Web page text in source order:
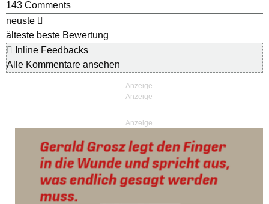
143 Comments
neuste
älteste beste Bewertung
Inline Feedbacks
Alle Kommentare ansehen
Anzeige